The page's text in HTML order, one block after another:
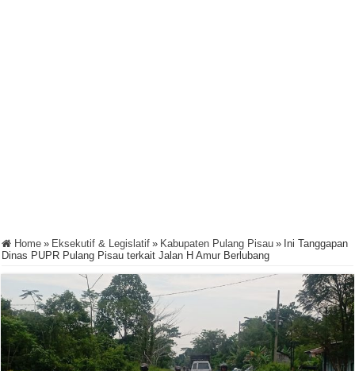
Home » Eksekutif & Legislatif » Kabupaten Pulang Pisau » Ini Tanggapan
Dinas PUPR Pulang Pisau terkait Jalan H Amur Berlubang